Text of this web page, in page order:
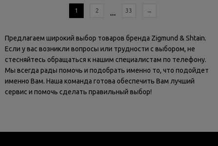
1 2 ... 33 →
Предлагаем широкий выбор товаров бренда Zigmund & Shtain.
Если у вас возникли вопросы или трудности с выбором, не
стесняйтесь обращаться к нашим специалистам по телефону.
Мы всегда рады помочь и подобрать именно то, что подойдет
именно Вам. Наша команда готова обеспечить Вам лучший
сервис и помочь сделать правильный выбор!